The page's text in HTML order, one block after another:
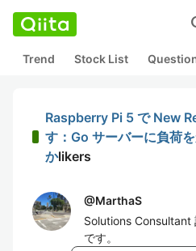
Trend Stock List
Raspberry Pi 5 で New
す：Go サーバーに負荷
かlikers
@MarthaS
Solutions Consultant
です。